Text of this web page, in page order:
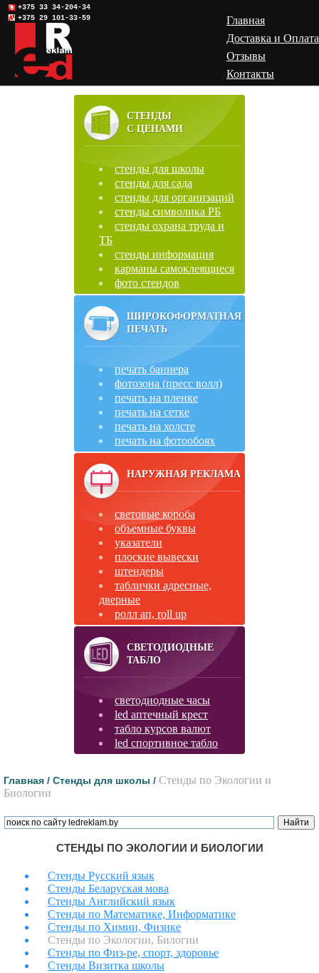
+375 33 34-204-34
+375 29 101-33-59
Главная
Доставка и Оплата
Отзывы
Контакты
СТЕНДЫ
С ЦЕНАМИ
стенды для школы
стенды для сада
стенды для организаций
стенды символика РБ
стенды охрана труда и
ТБ
стенды информация
карманы самоклеящиеся
фото стендов
ШИРОКОФОРМАТНАЯ
ПЕЧАТЬ
печать баннера
фотозона (пресс волл)
печать на пленке
печать на сетке
печать на холсте
печать на фотообоях
НАРУЖНАЯ РЕКЛАМА
световые короба
объемные буквы
указатели
плоские вывески
штендеры
таблички адресные,
дверные
ролл ап, roll up
СВЕТОДИОДНЫЕ
ТАБЛО
светодиодные часы
led аптечный крест
табло курсов валют
led спортивное табло
Главная / Стенды для школы / Стенды по Экологии и
Биологии
СТЕНДЫ ПО ЭКОЛОГИИ И БИОЛОГИИ
Стенды Русский язык
Стенды Беларуская мова
Стенды Английский язык
Стенды по Математике, Информатике
Стенды по Химии, Физике
Стенды по Экологии, Билогии
Стенды по Физ-ре, спорт, здоровье
Стенды Визитка школы